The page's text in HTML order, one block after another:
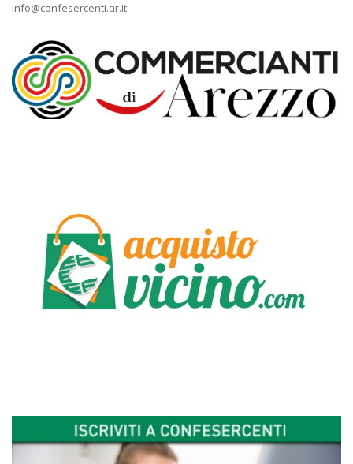
info@confesercenti.ar.it